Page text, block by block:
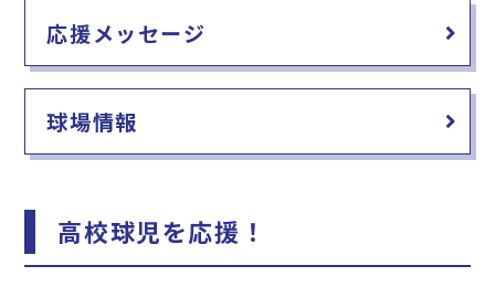
応援メッセージ
球場情報
高校球児を応援！